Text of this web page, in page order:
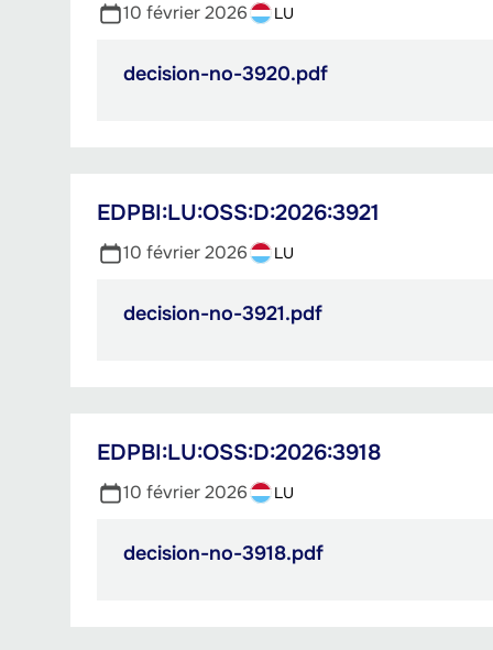
10 février 2026 LU
decision-no-3920.pdf
PDF,
EDPBI:LU:OSS:D:2026:3921
10 février 2026 LU
decision-no-3921.pdf
PDF,
EDPBI:LU:OSS:D:2026:3918
10 février 2026 LU
decision-no-3918.pdf
PDF,